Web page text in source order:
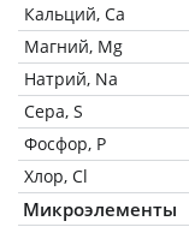
Кальций, Ca
Магний, Mg
Натрий, Na
Сера, S
Фосфор, P
Хлор, Cl
Микроэлементы